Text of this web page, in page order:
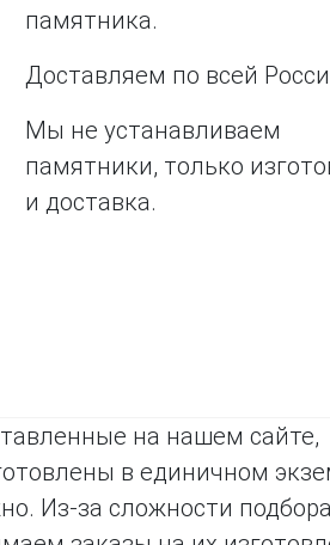
памятника.
Доставляем по всей
Мы не устанавливаем
памятники, только
и доставка.
на нашем сайте,
в единичном
Из-за сложности